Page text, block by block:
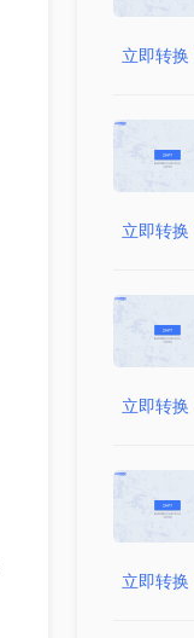
立即转换
立即转换
立即转换
立即转换